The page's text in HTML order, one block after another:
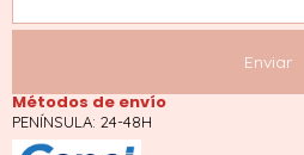
Métodos de envío
PENÍNSULA: 24-48H